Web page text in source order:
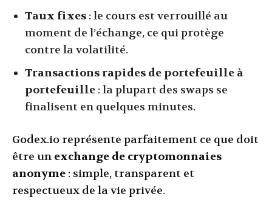
Taux fixes : le cours est verrouillé au
moment de l’échange, ce qui protège
contre la volatilité.
Transactions rapides de portefeuille à
portefeuille : la plupart des swaps se
finalisent en quelques minutes.
Godex.io représente parfaitement ce que doit
être un exchange de cryptomonnaies
anonyme : simple, transparent et
respectueux de la vie privée.